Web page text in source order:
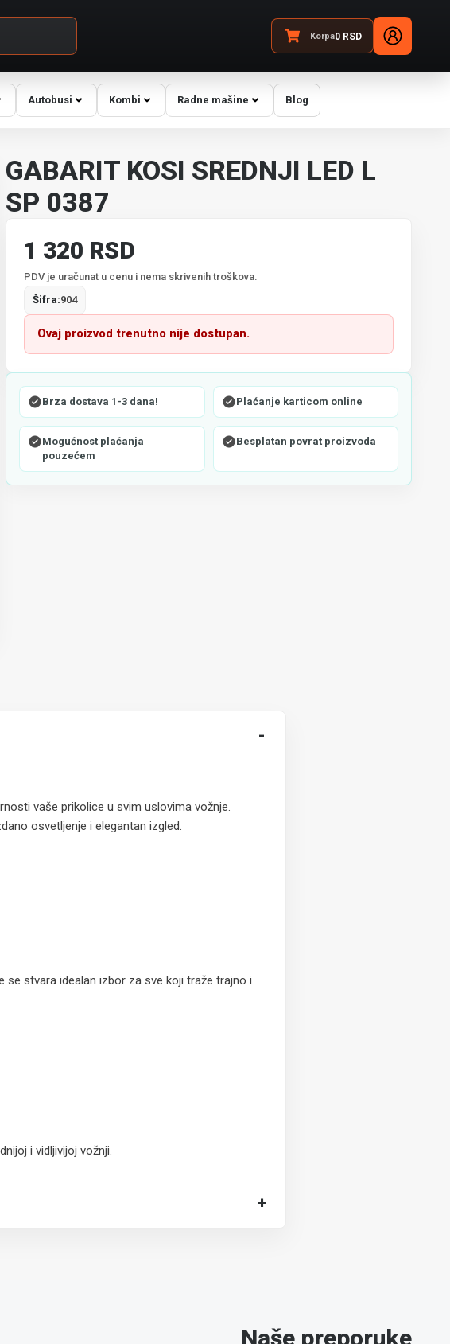
Korpa0RSD
Autobusi Kombi Radne mašine Blog
GABARIT KOSI SREDNJI LED L
SP 0387
1 320 RSD
PDV je uračunat u cenu i nema skrivenih troškova.
Šifra:904
Ovaj proizvod trenutno nije dostupan.
Brza dostava 1-3 dana! Plaćanje karticom online
Mogućnost plaćanja
pouzećem
Besplatan povrat proizvoda
vaše prikolice u svim uslovima vožnje.
osvetljenje i elegantan izgled.
se stvara idealan izbor za sve koji traže trajno i
i vidljivijoj vožnji.
-
+
Naše preporuke